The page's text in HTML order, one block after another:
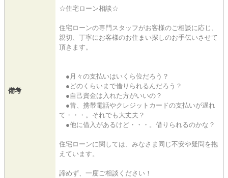
備考
☆住宅ローン相談☆
住宅ローンの専門スタッフがお客様のご相談に応じ、
親切、丁寧にお客様のお住まい探しのお手伝いさせて
頂きます。
●月々の支払いはいくら位だろう？
●どのくらいまで借りられるんだろう？
●自己資金は入れた方がいいの？
●昔、携帯電話やクレジットカードの支払いが遅れ
て・・・。それでも大丈夫？
●他に借入があるけど・・・。借りられるのかな？
住宅ローンに関しては、みなさま同じ不安や疑問を抱
えています。
諦めず、一度ご相談ください！